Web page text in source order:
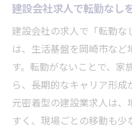
建設会社求人で転勤なし
建設会社の求人で「転勤
は、生活基盤を岡崎市な
す。転勤がないことで、
ら、長期的なキャリア形
元密着型の建設業求人は
すく、現場ごとの移動も少